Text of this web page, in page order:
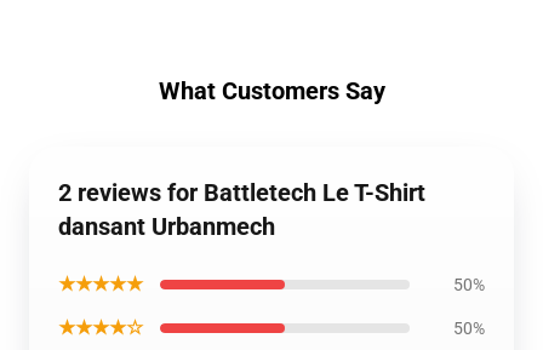
What Customers Say
2 reviews for Battletech Le T-Shirt
dansant Urbanmech
★★★★★ 50%
★★★★☆ 50%